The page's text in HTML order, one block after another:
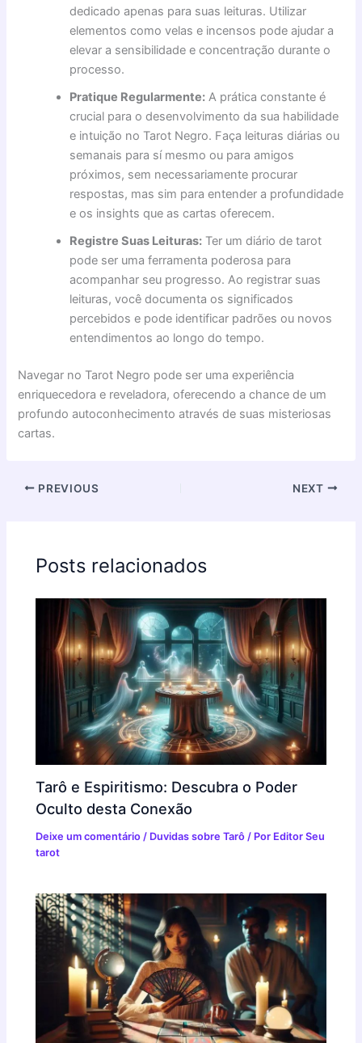
dedicado apenas para suas leituras. Utilizar
elementos como velas e incensos pode ajudar a
elevar a sensibilidade e concentração durante o
processo.
Pratique Regularmente: A prática constante é
crucial para o desenvolvimento da sua habilidade
e intuição no Tarot Negro. Faça leituras diárias ou
semanais para sí mesmo ou para amigos
próximos, sem necessariamente procurar
respostas, mas sim para entender a profundidade
e os insights que as cartas oferecem.
Registre Suas Leituras: Ter um diário de tarot
pode ser uma ferramenta poderosa para
acompanhar seu progresso. Ao registrar suas
leituras, você documenta os significados
percebidos e pode identificar padrões ou novos
entendimentos ao longo do tempo.
Navegar no Tarot Negro pode ser uma experiência
enriquecedora e reveladora, oferecendo a chance de um
profundo autoconhecimento através de suas misteriosas
cartas.
PREVIOUS NEXT
Posts relacionados
Tarô e Espiritismo: Descubra o Poder
Oculto desta Conexão
Deixe um comentário / Duvidas sobre Tarô / Por Editor Seu
tarot